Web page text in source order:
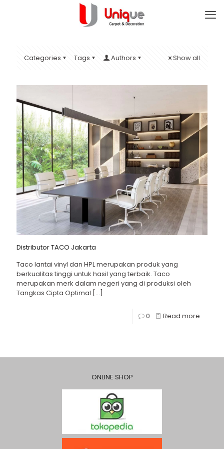
Categories Tags Authors Show all
Distributor TACO Jakarta
Taco lantai vinyl dan HPL merupakan produk yang
berkualitas tinggi untuk hasil yang terbaik. Taco
merupakan merk dalam negeri yang di produksi oleh
Tangkas Cipta Optimal […]
0 Read more
ONLINE SHOP